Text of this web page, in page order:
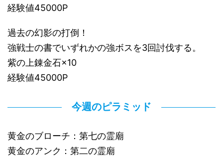
経験値45000P
過去の幻影の打倒！
強戦士の書でいずれかの強ボスを3回討伐する。
紫の上錬金石×10
経験値45000P
今週のピラミッド
黄金のブローチ：第七の霊廟
黄金のアンク：第二の霊廟